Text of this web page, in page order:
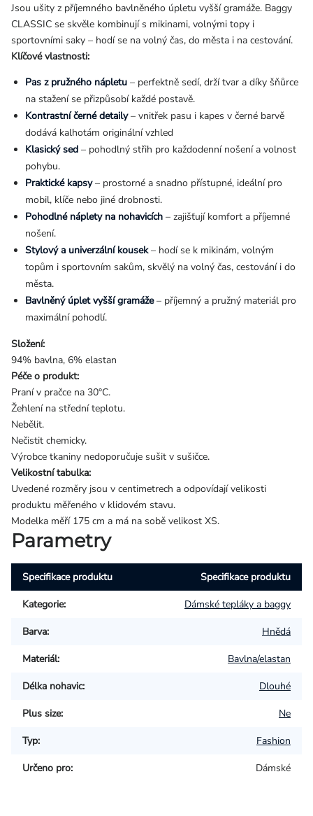
Jsou ušity z příjemného bavlněného úpletu vyšší gramáže. Baggy
CLASSIC se skvěle kombinují s mikinami, volnými topy i
sportovními saky – hodí se na volný čas, do města i na cestování.
Klíčové vlastnosti:
Pas z pružného nápletu – perfektně sedí, drží tvar a díky šňůrce
na stažení se přizpůsobí každé postavě.
Kontrastní černé detaily– vnitřek pasu i kapes v černé barvě
dodává kalhotám originální vzhled
Klasický sed – pohodlný střih pro každodenní nošení a volnost
pohybu.
Praktické kapsy– prostorné a snadno přístupné, ideální pro
mobil, klíče nebo jiné drobnosti.
Pohodlné náplety na nohavicích – zajišťují komfort a příjemné
nošení.
Stylový a univerzální kousek– hodí se k mikinám, volným
topům i sportovním sakům, skvělý na volný čas, cestování i do
města.
Bavlněný úplet vyšší gramáže– příjemný a pružný materiál pro
maximální pohodlí.
Složení:
94% bavlna, 6% elastan
Péče o produkt:
Praní v pračce na 30°C.
Žehlení na střední teplotu.
Nebělit.
Nečistit chemicky.
Výrobce tkaniny nedoporučuje sušit v sušičce.
Velikostní tabulka:
Uvedené rozměry jsou v centimetrech a odpovídají velikosti
produktu měřeného v klidovém stavu.
Modelka měří 175 cm a má na sobě velikost XS.
Parametry
Specifikace produktu Specifikace produktu
Kategorie: Dámské tepláky a baggy
Barva: Hnědá
Materiál: Bavlna/elastan
Délka nohavic: Dlouhé
Plus size: Ne
Typ: Fashion
Určeno pro: Dámské